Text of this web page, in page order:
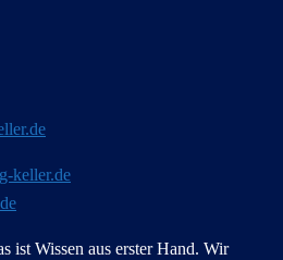
keller.de
ist Wissen aus erster Hand. Wir